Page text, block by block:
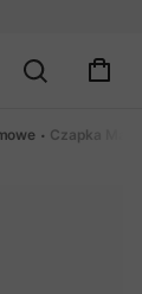
Czapka